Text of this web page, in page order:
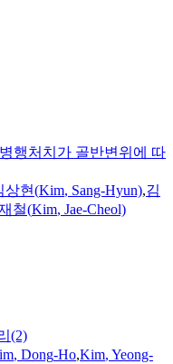
행처치가 골반변위에 따
상현(Kim, Sang-Hyun),김
철(Kim, Jae-Cheol)
(2)
, Dong-Ho,Kim, Yeong-